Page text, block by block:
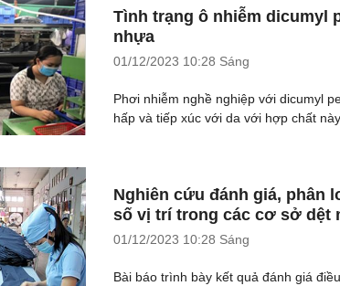
Tình trạng ô nhiễm dicumyl
nhựa
01/12/2023 10:28 Sáng
Phơi nhiễm nghề nghiệp với dicumyl
hấp và tiếp xúc với da với hợp chất
Nghiên cứu đánh giá, phân
số vị trí trong các cơ sở dệt
01/12/2023 10:28 Sáng
Bài báo trình bày kết quả đánh giá